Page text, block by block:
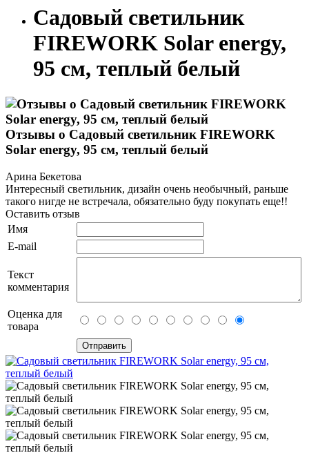
Садовый светильник
FIREWORK Solar energy,
95 см, теплый белый
Отзывы о Садовый светильник FIREWORK
Solar energy, 95 см, теплый белый
Арина Бекетова
Интересный светильник, дизайн очень необычный, раньше
такого нигде не встречала, обязательно буду покупать еще!!
Оставить отзыв
Имя
E-mail
Текст
комментария
Оценка для
товара